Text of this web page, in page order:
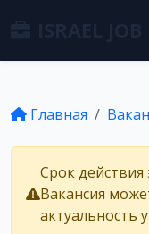
Главная
Срок действия
Вакансия
актуальность